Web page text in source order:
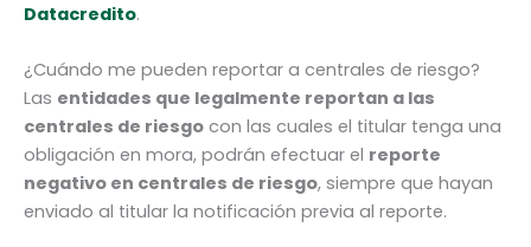
Datacredito.
¿Cuándo me pueden reportar a centrales de riesgo?
Las entidades que legalmente reportan a las
centrales de riesgo con las cuales el titular tenga una
obligación en mora, podrán efectuar el reporte
negativo en centrales de riesgo, siempre que hayan
enviado al titular la notificación previa al reporte.